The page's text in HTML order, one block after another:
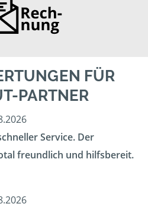
FÜR
PARTNER
Service. Der
freundlich und hilfsbereit.